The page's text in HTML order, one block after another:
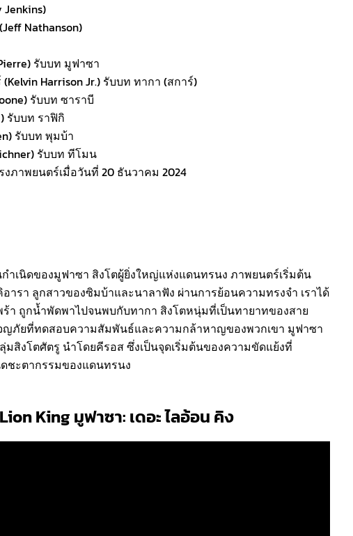
Jenkins)
Nathanson)
รับบท มูฟาซา
Harrison Jr.) รับบท ทากา (สการ์)
รับบท ซาราบี
รับบท ราฟิกิ
รับบท พุมบ้า
รับบท ทีโมน
งภาพยนตร์เมื่อวันที่ 20 ธันวาคม 2024
กำเนิดของมูฟาซา สิงโตผู้ยิ่งใหญ่แห่งแดนทรนง ภาพยนตร์เริ่มต้น
ารา ลูกสาวของซิมบ้าและนาลาฟัง ผ่านการย้อนความทรงจำ เราได้
ร้า ถูกน้ำพัดพาไปจนพบกับทากา สิงโตหนุ่มที่เป็นทายาทของสาย
ญภัยที่ทดสอบความสัมพันธ์และความกล้าหาญของพวกเขา มูฟาซา
สิงโตศัตรู นำโดยคีรอส ซึ่งเป็นจุดเริ่มต้นของความขัดแย้งที่
ชะตากรรมของแดนทรนง
King มูฟาซา: เดอะ ไลอ้อน คิง